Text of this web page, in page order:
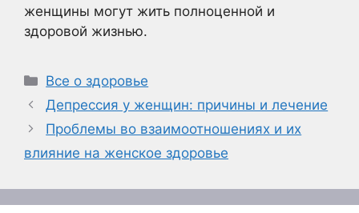
женщины могут жить полноценной и
здоровой жизнью.
Рубрики
Все о здоровье
Депрессия у женщин: причины и лечение
Проблемы во взаимоотношениях и их
влияние на женское здоровье